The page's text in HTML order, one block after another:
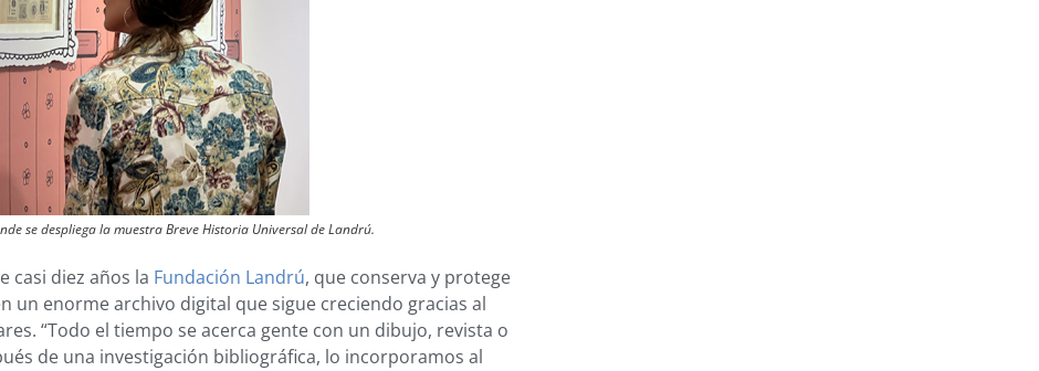
se despliega la muestra Breve Historia Universal de Landrú.
casi diez años la Fundación Landrú, que conserva y protege
un enorme archivo digital que sigue creciendo gracias al
“Todo el tiempo se acerca gente con un dibujo, revista o
de una investigación bibliográfica, lo incorporamos al